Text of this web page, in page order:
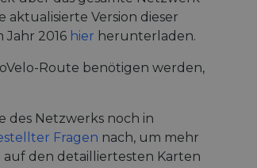
Version dieser
Jahr 2016 hier herunterladen.
Route benötigen werden,
des Netzwerks noch in
Fragen nach, um mehr
den detailliertesten Karten